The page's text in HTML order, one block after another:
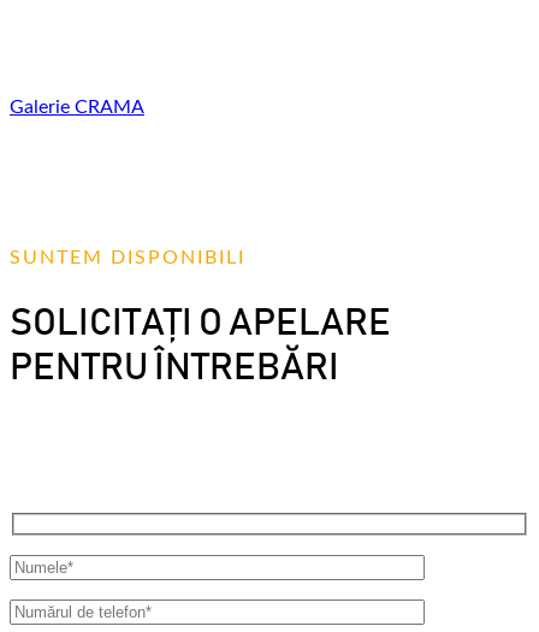
Galerie CRAMA
SUNTEM DISPONIBILI
SOLICITAȚI O APELARE
PENTRU ÎNTREBĂRI